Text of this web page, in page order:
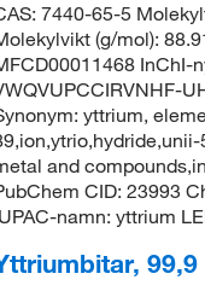
7440-65-5
(g/mol):
InChI-
yttrium,
and
CID: 23993
namn: yttrium
99,9